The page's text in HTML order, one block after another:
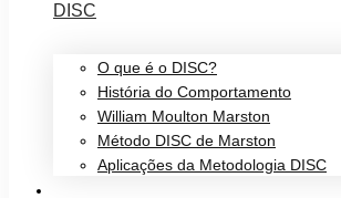
DISC
O que é o DISC?
História do Comportamento
William Moulton Marston
Método DISC de Marston
Aplicações da Metodologia DISC